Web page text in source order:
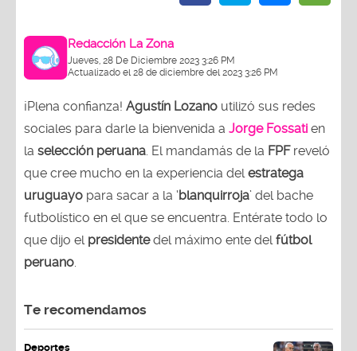
Redacción La Zona
Jueves, 28 De Diciembre 2023 3:26 PM
Actualizado el 28 de diciembre del 2023 3:26 PM
¡Plena confianza! Agustín Lozano utilizó sus redes
sociales para darle la bienvenida a Jorge Fossati en
la selección peruana . El mandamás de la FPF reveló
que cree mucho en la experiencia del estratega
uruguayo para sacar a la ‘blanquirroja’ del bache
futbolístico en el que se encuentra. Entérate todo lo
que dijo el presidentedel máximo ente del fútbol
peruano
Te recomendamos
Deportes